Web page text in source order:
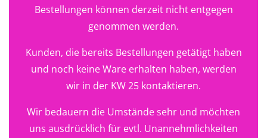
Bestellungen können derzeit nicht entgegen
genommen werden.
Kunden, die bereits Bestellungen getätigt haben
und noch keine Ware erhalten haben, werden
wir in der KW 25 kontaktieren.
Wir bedauern die Umstände sehr und möchten
uns ausdrücklich für evtl. Unannehmlichkeiten